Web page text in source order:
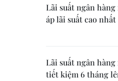
Lãi suất ngân hàng
áp lãi suất cao
Lãi suất ngân hàng
tiết kiệm 6 tháng